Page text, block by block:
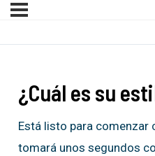
¿Cuál es su
Está listo para comenzar
tomará unos segundos